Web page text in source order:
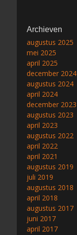
Archieven
augustus 2025
mei 2025
april 2025
december 2024
augustus 2024
april 2024
december 2023
augustus 2023
april 2023
augustus 2022
april 2022
april 2021
augustus 2019
juli 2019
augustus 2018
april 2018
augustus 2017
juni 2017
april 2017